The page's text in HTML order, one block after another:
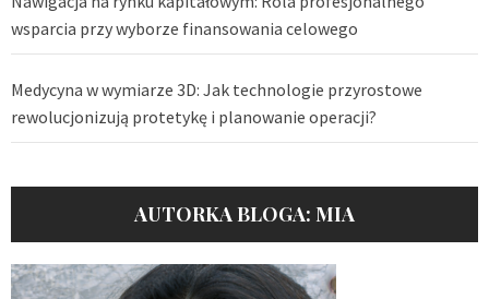
wsparcia przy wyborze finansowania celowego
Medycyna w wymiarze 3D: Jak technologie przyrostowe
rewolucjonizują protetykę i planowanie operacji?
AUTORKA BLOGA: MIA